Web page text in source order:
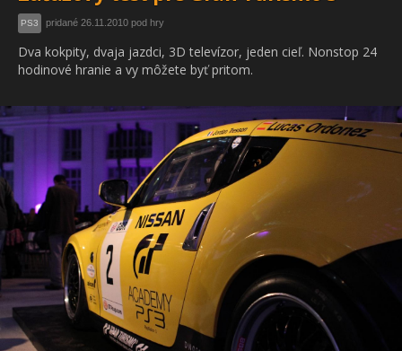
PS3 pridané 26.11.2010 pod hry
Dva kokpity, dvaja jazdci, 3D televízor, jeden cieľ. Nonstop 24
hodinové hranie a vy môžete byť pritom.